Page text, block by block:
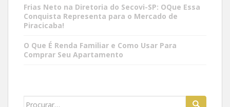
Frias Neto na Diretoria do Secovi-SP: OQue Essa
Conquista Representa para o Mercado de
Piracicaba!
O Que É Renda Familiar e Como Usar Para
Comprar Seu Apartamento
Search